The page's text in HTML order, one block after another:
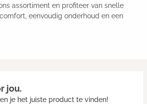
assortiment en profiteer van snelle
eenvoudig onderhoud en een
jou.
je het juiste product te vinden!